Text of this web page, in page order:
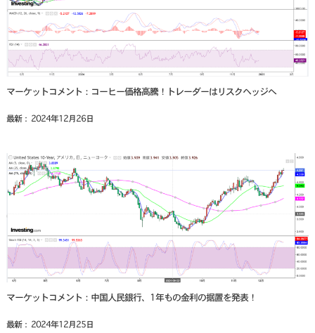
マーケットコメント：コーヒー価格高騰！トレーダーはリスクヘッジへ
最新： 2024年12月26日
マーケットコメント：中国人民銀行、1年もの金利の据置を発表！
最新： 2024年12月25日